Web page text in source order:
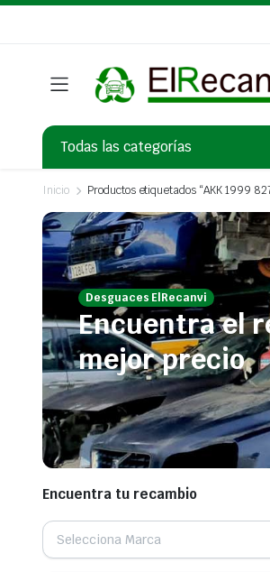
Todas las categorías
Inicio Productos etiquetados “AKK 1999
Desguaces ElRecanvi
Encuentra el
mejor precio
Encuentra tu recambio
Selecciona Marca